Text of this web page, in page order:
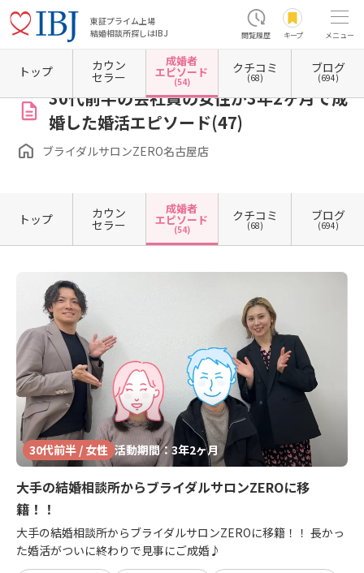
東証プライム上場
結婚相談所探しはIBJ
閲覧履歴 キープ メニュー
ホーム 愛知県の結婚相談所 愛知県名古屋市 愛知県名古屋市中区 愛知県名古屋市中
30代前半の会社員の女性が3年2ヶ月で成
婚した婚活エピソード(47)
ブライダルサロンZERO名古屋店
トップ カウン
セラー
成婚者
エピソード
(54)
クチコミ
(68)
ブログ
(694)
トップ カウン
セラー
成婚者
エピソード
(54)
クチコミ
(68)
ブログ
(694)
30代前半 / 女性 活動期間：3年2ヶ月
大手の結婚相談所からブライダルサロンZEROに移
籍！！
大手の結婚相談所からブライダルサロンZEROに移籍！！ 長かっ
た婚活がついに終わりで見事にご成婚♪